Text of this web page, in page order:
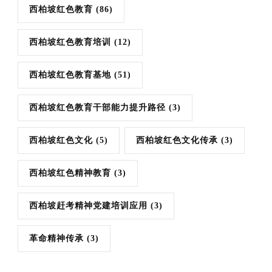
西柏坡红色教育 (86)
西柏坡红色教育培训 (12)
西柏坡红色教育基地 (51)
西柏坡红色教育干部能力提升路径 (3)
西柏坡红色文化 (5) 西柏坡红色文化传承 (3)
西柏坡红色精神教育 (3)
西柏坡赶考精神党建培训应用 (3)
革命精神传承 (3)